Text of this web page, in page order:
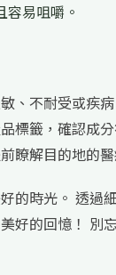
易咀嚼。
、不耐受或疾
標籤，確認成
瞭解目的地的
的時光。 透過
好的回憶！ 別